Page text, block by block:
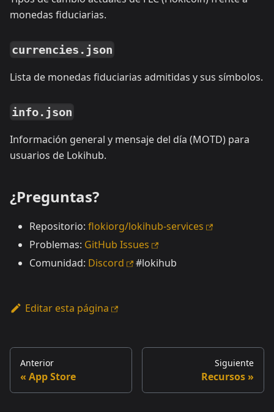
monedas fiduciarias.
currencies.json
Lista de monedas fiduciarias admitidas y sus símbolos.
info.json
Información general y mensaje del día (MOTD) para
usuarios de Lokihub.
¿Preguntas?
Repositorio: flokiorg/lokihub-services
Problemas: GitHub Issues
Comunidad: Discord #lokihub
Editar esta página
Anterior
App Store
Siguiente
Recursos